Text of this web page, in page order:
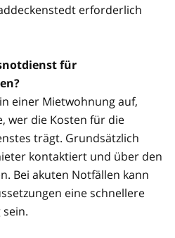
erforderlich
für
einer Mietwohnung auf,
wer die Kosten für die
trägt. Grundsätzlich
kontaktiert und über den
Bei akuten Notfällen kann
eine schnellere